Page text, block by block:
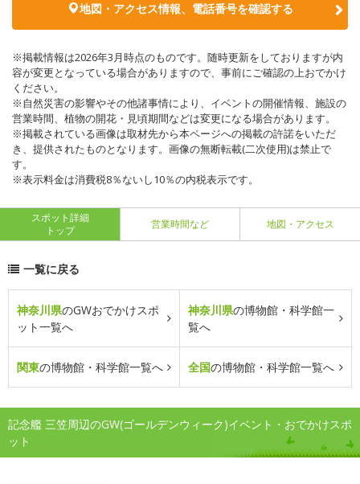
地図・アクセス情報、電話番号を確認する
※掲載情報は2026年3月時点のものです。随時更新をしておりますが内
容が変更となっている場合がありますので、事前にご確認の上おでかけ
ください。
※自然災害の影響やその他諸事情により、イベントの開催情報、施設の
営業時間、植物の開花・見頃期間などは変更になる場合があります。
※掲載されている画像は取材先から本ページへの掲載の許諾をいただ
き、提供されたものとなります。画像の無断転載(二次使用)は禁止で
す。
※表示料金は消費税8％ないし10％の内税表示です。
スポット詳細
トップ
営業時間など 地図・アクセス
一覧に戻る
神奈川県のGWおでかけスポ
ット一覧へ
神奈川県の博物館・科学館一
覧へ
関東の博物館・科学館一覧へ 全国の博物館・科学館一覧へ
記念艦 三笠周辺のGW(ゴールデンウィーク)イベント・おでかけスポ
ット